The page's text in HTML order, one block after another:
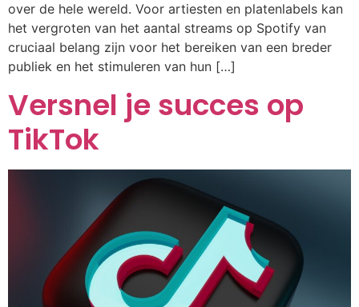
over de hele wereld. Voor artiesten en platenlabels kan
het vergroten van het aantal streams op Spotify van
cruciaal belang zijn voor het bereiken van een breder
publiek en het stimuleren van hun […]
Versnel je succes op
TikTok